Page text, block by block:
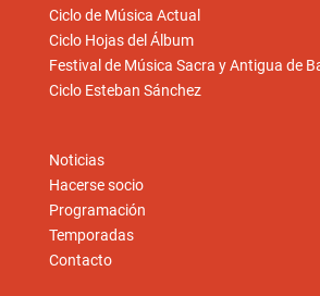
Ciclo de Música Actual
Ciclo Hojas del Álbum
Festival de Música Sacra y Antigua de
Ciclo Esteban Sánchez
Noticias
Hacerse socio
Programación
Temporadas
Contacto